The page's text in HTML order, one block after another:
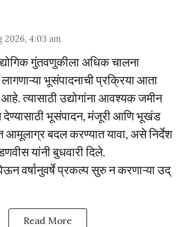
2026, 4:03 am
गुंतवणुकीला अधिक चालना
लागणाऱ्या भूसंपादनाची प्रक्रिया आता
त्यासाठी उद्योगांना आवश्यक जमीन
भूसंपादन, मंजूरी आणि भूखंड
आमूलाग्र बदल करण्यात यावा, असे निर्देश
यांनी बुधवारी दिले.
वर्षानुवर्षे प्रकल्प सुरु न करणाऱ्या उद्
Read More